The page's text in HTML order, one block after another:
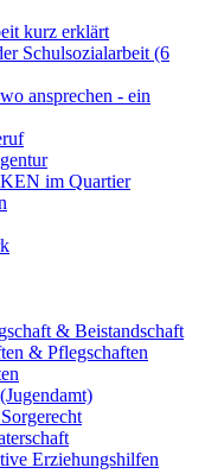
kurz erklärt
Schulsozialarbeit (6
ansprechen - ein
im Quartier
& Beistandschaft
& Pflegschaften
Erziehungshilfen